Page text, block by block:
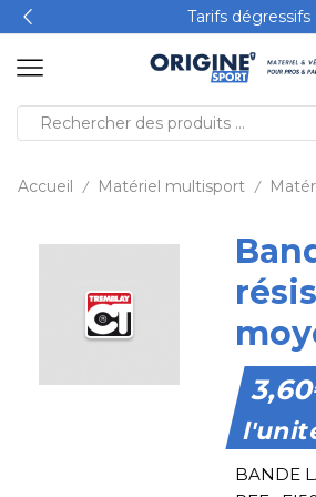
Tarifs dégressifs
Accueil / Matériel multisport /
BANDE